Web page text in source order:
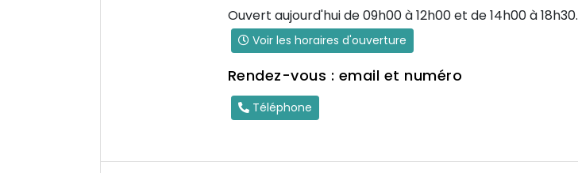
Ouvert aujourd'hui de 09h00 à 12h00 et de 14h00 à 18h30.
Voir les horaires d'ouverture
Rendez-vous : email et numéro
Téléphone